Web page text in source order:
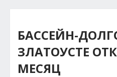
БАССЕЙН-
ЗЛАТОУСТЕ
МЕСЯЦ